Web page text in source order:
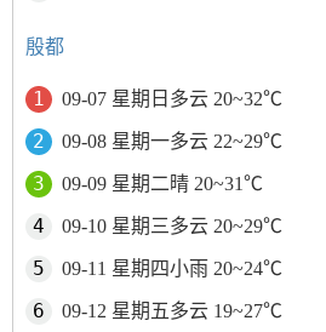
殷都
09-07 星期日多云 20~32℃
09-08 星期一多云 22~29℃
09-09 星期二晴 20~31℃
09-10 星期三多云 20~29℃
09-11 星期四小雨 20~24℃
09-12 星期五多云 19~27℃